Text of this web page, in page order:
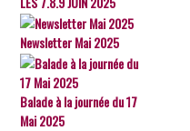
Newsletter Mai 2025
Balade à la journée du 17
Mai 2025